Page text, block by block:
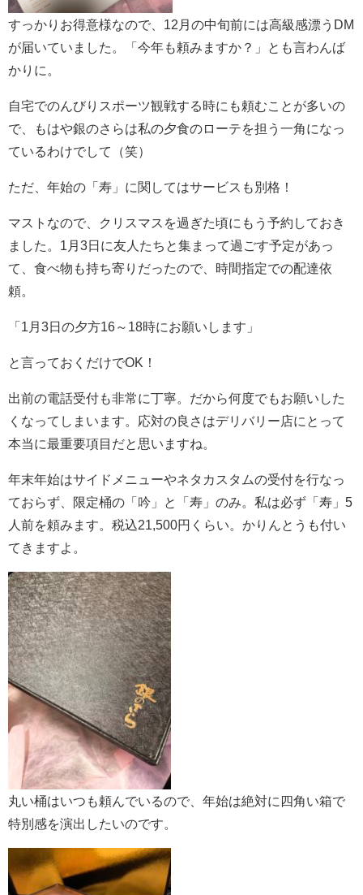
すっかりお得意様なので、12月の中旬前には高級感漂うDM
が届いていました。「今年も頼みますか？」とも言わんば
かりに。
自宅でのんびりスポーツ観戦する時にも頼むことが多いの
で、もはや銀のさらは私の夕食のローテを担う一角になっ
ているわけでして（笑）
ただ、年始の「寿」に関してはサービスも別格！
マストなので、クリスマスを過ぎた頃にもう予約しておき
ました。1月3日に友人たちと集まって過ごす予定があっ
て、食べ物も持ち寄りだったので、時間指定での配達依
頼。
「1月3日の夕方16～18時にお願いします」
と言っておくだけでOK！
出前の電話受付も非常に丁寧。だから何度でもお願いした
くなってしまいます。応対の良さはデリバリー店にとって
本当に最重要項目だと思いますね。
年末年始はサイドメニューやネタカスタムの受付を行なっ
ておらず、限定桶の「吟」と「寿」のみ。私は必ず「寿」5
人前を頼みます。税込21,500円くらい。かりんとうも付い
てきますよ。
丸い桶はいつも頼んでいるので、年始は絶対に四角い箱で
特別感を演出したいのです。